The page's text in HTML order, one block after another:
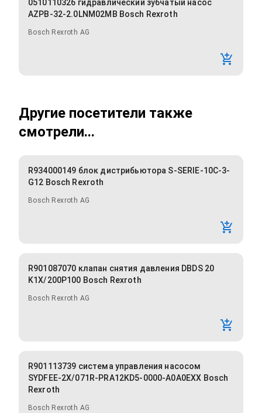
0510110326 гидравлический зубчатый насос
AZPB-32-2.0LNM02MB Bosch Rexroth
Bosch Rexroth AG
Другие посетители также
смотрели...
R934000149 блок дистрибьютора S-SERIE-10C-3-
G12 Bosch Rexroth
Bosch Rexroth AG
R901087070 клапан снятия давления DBDS 20
K1X/200P100 Bosch Rexroth
Bosch Rexroth AG
R901113739 система управления насосом
SYDFEE-2X/071R-PRA12KD5-0000-A0A0EXX Bosch
Rexroth
Bosch Rexroth AG